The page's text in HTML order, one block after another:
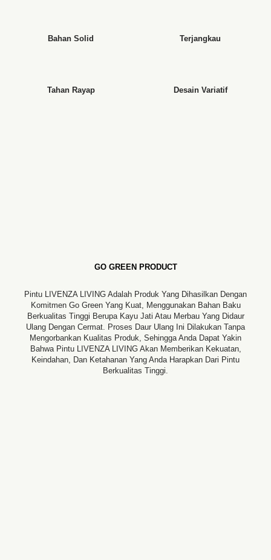
Bahan Solid Terjangkau
Tahan Rayap Desain Variatif
GO GREEN PRODUCT
Pintu LIVENZA LIVING Adalah Produk Yang Dihasilkan Dengan
Komitmen Go Green Yang Kuat, Menggunakan Bahan Baku
Berkualitas Tinggi Berupa Kayu Jati Atau Merbau Yang Didaur
Ulang Dengan Cermat. Proses Daur Ulang Ini Dilakukan Tanpa
Mengorbankan Kualitas Produk, Sehingga Anda Dapat Yakin
Bahwa Pintu LIVENZA LIVING Akan Memberikan Kekuatan,
Keindahan, Dan Ketahanan Yang Anda Harapkan Dari Pintu
Berkualitas Tinggi.